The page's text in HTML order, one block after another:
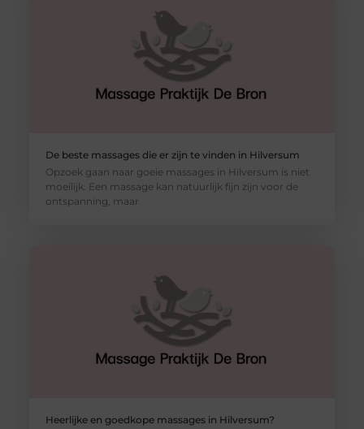
De beste massages die er zijn te vinden in Hilversum
Opzoek gaan naar goeie massages in Hilversum is niet
moeilijk. Een massage kan natuurlijk fijn zijn voor de
ontspanning, maar
Heerlijke en goedkope massages in Hilversum?